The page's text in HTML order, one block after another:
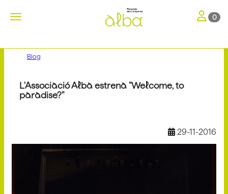
Toggle navigation Toggle
0
Blog
L'Associació Alba estrena "Welcome, to
paradise?"
29-11-2016